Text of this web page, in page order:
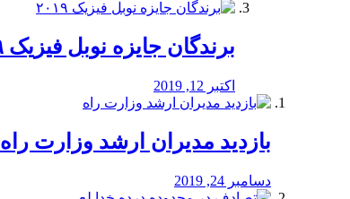
برندگان جایزه نوبل فیزیک ۲۰۱۹
اکتبر 12, 2019
بازدید مدیران ارشد وزارت راه
دسامبر 24, 2019